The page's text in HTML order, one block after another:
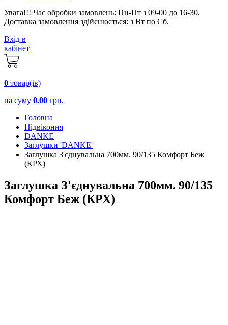
Увага!!! Час обробки замовлень: Пн-Пт з 09-00 до 16-30.
Доставка замовлення здійснюється: з Вт по Сб.
Вхід в
кабінет
0 товар(ів)
на суму 0.00 грн.
Головна
Підвіконня
DANKE
Заглушки 'DANKE'
Заглушка З'єднувальна 700мм. 90/135 Комфорт Беж
(КРХ)
Заглушка З'єднувальна 700мм. 90/135
Комфорт Беж (КРХ)